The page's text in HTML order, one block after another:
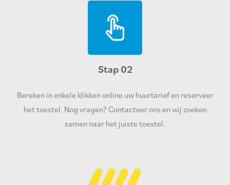
Stap 02
Bereken in enkele klikken online uw huurtarief en reserveer
het toestel. Nog vragen? Contacteer ons en wij zoeken
samen naar het juiste toestel.